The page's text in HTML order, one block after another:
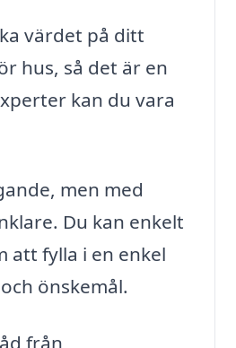
värdet på ditt
hus, så det är en
kan du vara
men med
Du kan enkelt
att fylla i en enkel
önskemål.
från